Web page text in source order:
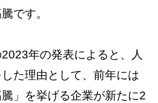
です。
年の発表によると、人
た理由として、前年には
」を挙げる企業が新たに2